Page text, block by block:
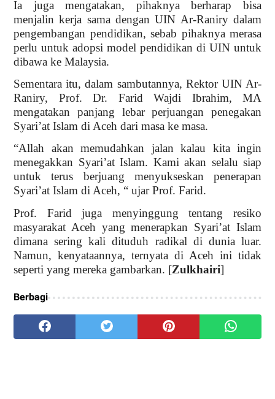
Ia juga mengatakan, pihaknya berharap bisa
menjalin kerja sama dengan UIN Ar-Raniry dalam
pengembangan pendidikan, sebab pihaknya merasa
perlu untuk adopsi model pendidikan di UIN untuk
dibawa ke Malaysia.
Sementara itu, dalam sambutannya, Rektor UIN Ar-
Raniry, Prof. Dr. Farid Wajdi Ibrahim, MA
mengatakan panjang lebar perjuangan penegakan
Syari’at Islam di Aceh dari masa ke masa.
“Allah akan memudahkan jalan kalau kita ingin
menegakkan Syari’at Islam. Kami akan selalu siap
untuk terus berjuang menyukseskan penerapan
Syari’at Islam di Aceh, “ ujar Prof. Farid.
Prof. Farid juga menyinggung tentang resiko
masyarakat Aceh yang menerapkan Syari’at Islam
dimana sering kali dituduh radikal di dunia luar.
Namun, kenyataannya, ternyata di Aceh ini tidak
seperti yang mereka gambarkan. [Zulkhairi]
Berbagi